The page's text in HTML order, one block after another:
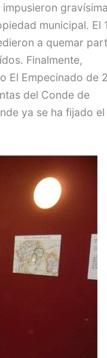
municipal. El
a quemar
Finalmente,
El Empecinado de
del Conde de
ya se ha fijado el